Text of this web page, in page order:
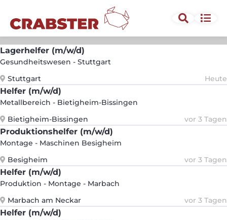
PLZ oder Ort
Umkreis
Erneut suchen
Lagerhelfer (m/w/d)
Gesundheitswesen - Stuttgart
Stuttgart
Heute
Helfer (m/w/d)
Metallbereich - Bietigheim-Bissingen
Bietigheim-Bissingen
vor 3 Tagen
Produktionshelfer (m/w/d)
Montage - Maschinen Besigheim
Besigheim
vor 3 Tagen
Helfer (m/w/d)
Produktion - Montage - Marbach
Marbach am Neckar
vor 3 Tagen
Helfer (m/w/d)